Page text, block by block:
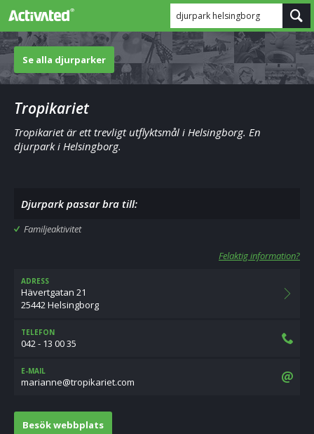
djurpark helsingborg
Se alla djurparker
Tropikariet
Tropikariet är ett trevligt utflyktsmål i Helsingborg. En
djurpark i Helsingborg.
Djurpark passar bra till:
Familjeaktivitet
Felaktig information?
ADRESS
Hävertgatan 21
25442 Helsingborg
TELEFON
042 - 13 00 35
E-MAIL
moc.teirakiport@ennairam
Besök webbplats